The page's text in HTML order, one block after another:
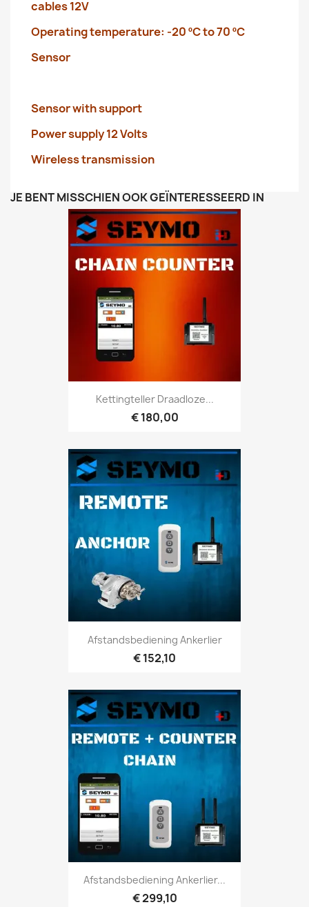
cables 12V
Operating temperature: -20 ºC to 70 ºC
Sensor
Sensor with support
Power supply 12 Volts
Wireless transmission
JE BENT MISSCHIEN OOK GEÏNTERESSEERD IN
Kettingteller Draadloze...
€ 180,00
Afstandsbediening Ankerlier
€ 152,10
Afstandsbediening Ankerlier...
€ 299,10